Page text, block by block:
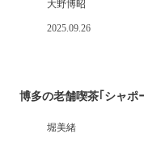
大野博昭
2025.09.26
博多の老舗喫茶｢シャ
堀美緒